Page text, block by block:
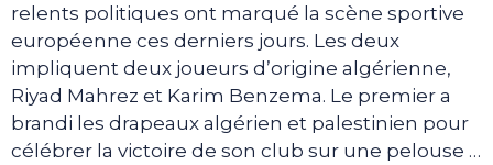
relents politiques ont marqué la scène sportive
européenne ces derniers jours. Les deux
impliquent deux joueurs d’origine algérienne,
Riyad Mahrez et Karim Benzema. Le premier a
brandi les drapeaux algérien et palestinien pour
célébrer la victoire de son club sur une pelouse …